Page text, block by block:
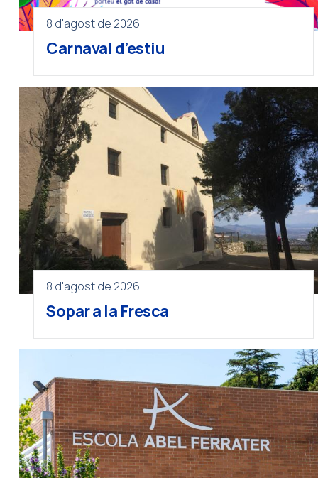
8 d'agost de 2026
Carnaval d’estiu
8 d'agost de 2026
Sopar a la Fresca